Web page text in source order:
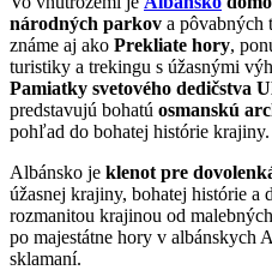
národných parkov a pôvabných
známe aj ako Prekliate hory,
turistiky a trekingu s úžasnými
Pamiatky svetového dedičstva
predstavujú bohatú osmanskú
pohľad do bohatej histórie krajiny.
Albánsko je klenot pre
úžasnej krajiny, bohatej histórie a
rozmanitou krajinou od
po majestátne hory v albánskych
sklamaní.